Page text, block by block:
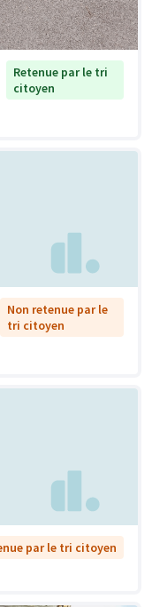
Retenue par le tri
citoyen
Non retenue par le
tri citoyen
par le tri citoyen